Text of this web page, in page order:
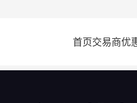
首页交易商优